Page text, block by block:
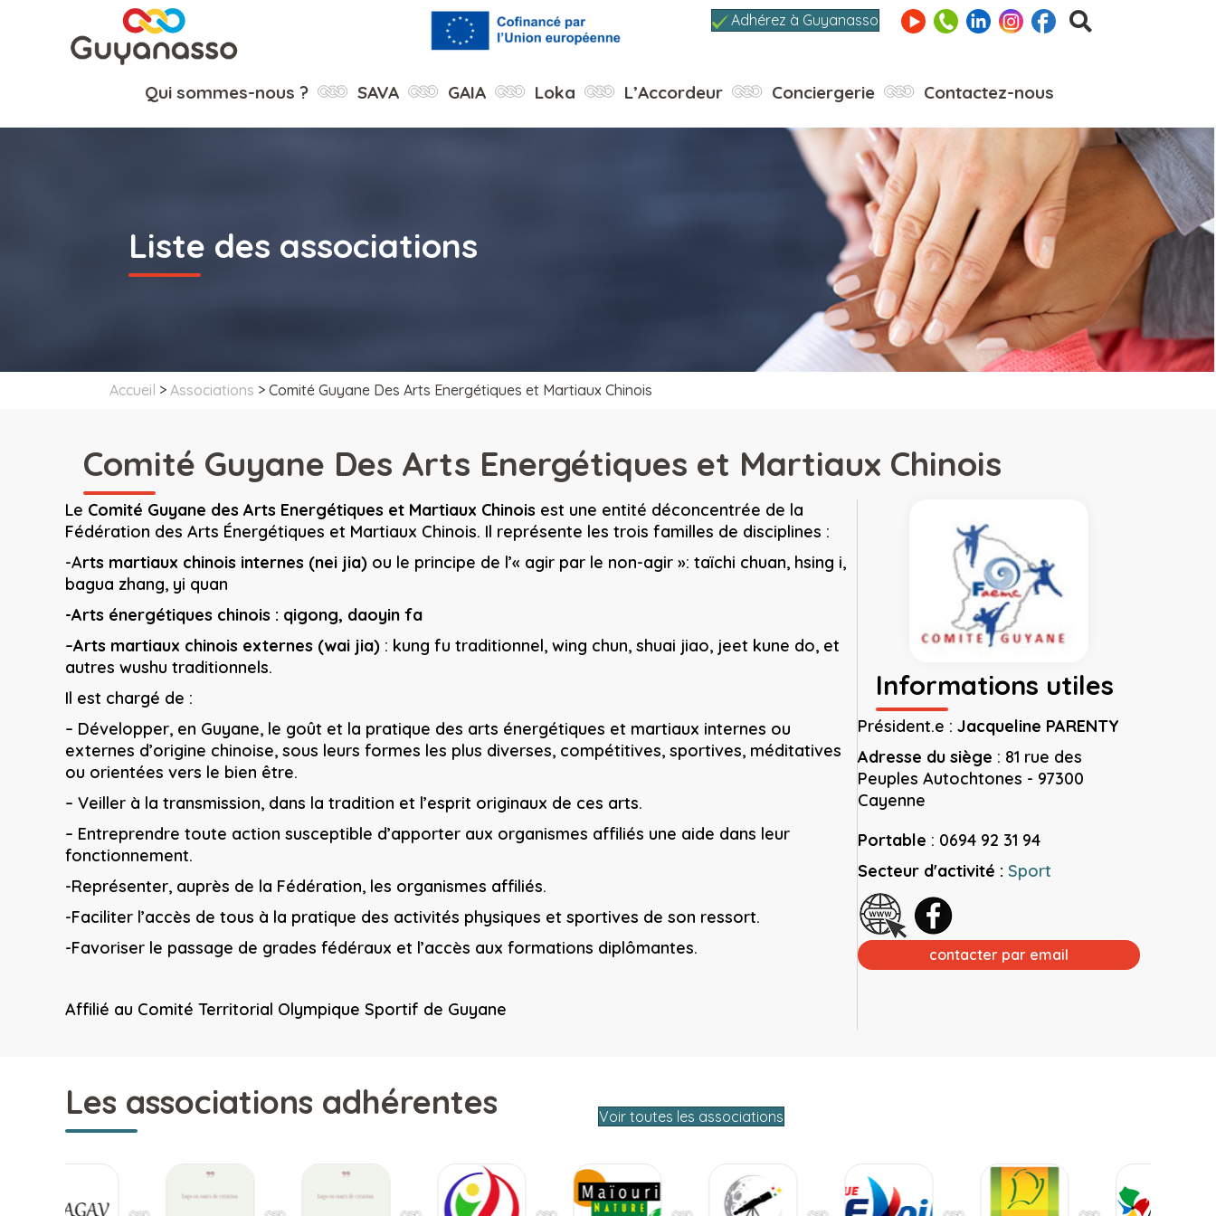
Adhérez à Guyanasso
Qui sommes-nous ? SAVA GAIA Loka L’Accordeur Conciergerie Contactez-nous
Liste des associations
Accueil > Associations > Comité Guyane Des Arts Energétiques et Martiaux Chinois
Comité Guyane Des Arts Energétiques et Martiaux Chinois
Le Comité Guyane des Arts Energétiques et Martiaux Chinois est une entité déconcentrée de la
Fédération des Arts Énergétiques et Martiaux Chinois. Il représente les trois familles de disciplines :
-Arts martiaux chinois internes (nei jia) ou le principe de l’« agir par le non-agir »: taïchi chuan, hsing i,
bagua zhang, yi quan
-Arts énergétiques chinois : qigong, daoyin fa
–Arts martiaux chinois externes (wai jia) : kung fu traditionnel, wing chun, shuai jiao, jeet kune do, et
autres wushu traditionnels.
Il est chargé de :
– Développer, en Guyane, le goût et la pratique des arts énergétiques et martiaux internes ou
externes d’origine chinoise, sous leurs formes les plus diverses, compétitives, sportives, méditatives
ou orientées vers le bien être.
– Veiller à la transmission, dans la tradition et l’esprit originaux de ces arts.
– Entreprendre toute action susceptible d’apporter aux organismes affiliés une aide dans leur
fonctionnement.
-Représenter, auprès de la Fédération, les organismes affiliés.
-Faciliter l’accès de tous à la pratique des activités physiques et sportives de son ressort.
-Favoriser le passage de grades fédéraux et l’accès aux formations diplômantes.
Affilié au Comité Territorial Olympique Sportif de Guyane
Informations utiles
Président.e : Jacqueline PARENTY
Adresse du siège : 81 rue des
Peuples Autochtones - 97300
Cayenne
Portable : 0694 92 31 94
Secteur d'activité : Sport
contacter par email
Les associations adhérentes Voir toutes les associations